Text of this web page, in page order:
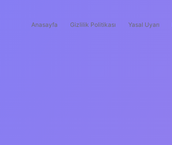
Anasayfa Gizlilik Politikası Yasal Uyarı